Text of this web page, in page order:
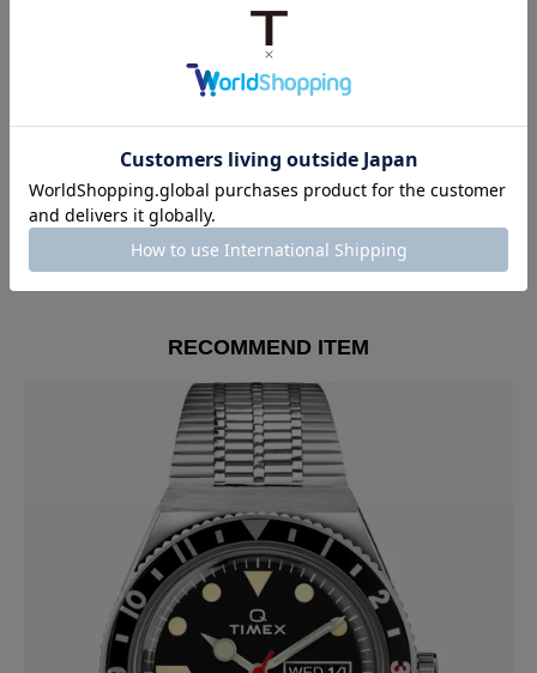
第一希望のカラーではなく、ブルー✖️オレンジを購入しまし
オーダーから商品到着まで、土日を挟んでるにもかかわら
ず、僅か5日とスムーズな対応にビックリしております！
すべてのレビューを見る
RECOMMEND ITEM